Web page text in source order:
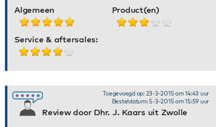
Algemeen Product(en)
Service & aftersales:
Review door Dhr. J. Kaars uit Zwolle
Toegevoegd op: 23-3-2015 om 14:43 uur
Besteldatum: 5-3-2015 om 15:59 uur